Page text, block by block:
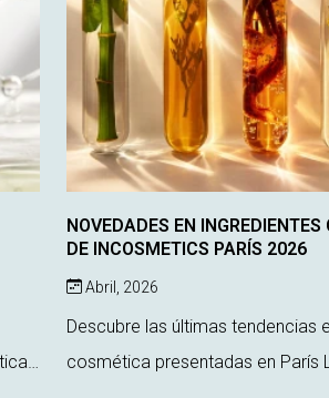
NOVEDADES EN INGREDIENTES
DE INCOSMETICS PARÍS 2026
Abril, 2026
Descubre las últimas tendencias
cosmética presentadas en París La edición 2026